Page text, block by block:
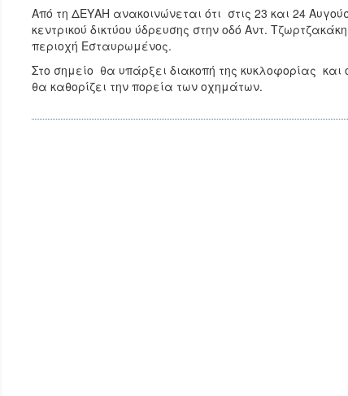
Από τη ΔΕΥΑΗ ανακοινώνεται ότι στις 23 και 24
κεντρικού δικτύου ύδρευσης στην οδό Αντ.
περιοχή Εσταυρωμένος.
Στο σημείο θα υπάρξει διακοπή της κυκλοφορίας και
θα καθορίζει την πορεία των οχημάτων.